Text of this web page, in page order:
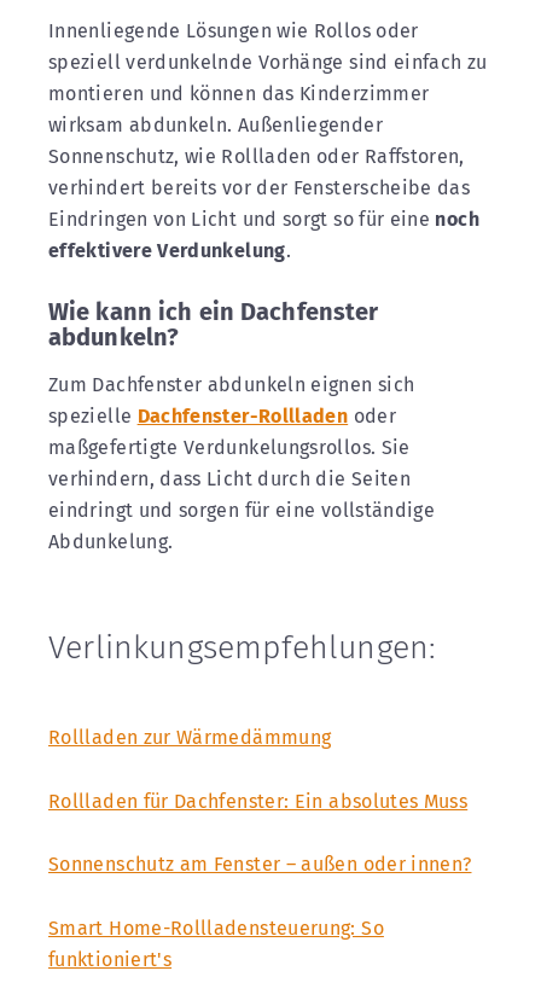
Innenliegende Lösungen wie Rollos oder
speziell verdunkelnde Vorhänge sind einfach zu
montieren und können das Kinderzimmer
wirksam abdunkeln. Außenliegender
Sonnenschutz, wie Rollladen oder Raffstoren,
verhindert bereits vor der Fensterscheibe das
Eindringen von Licht und sorgt so für eine noch
effektivere Verdunkelung.
Wie kann ich ein Dachfenster
abdunkeln?
Zum Dachfenster abdunkeln eignen sich
spezielle Dachfenster-Rollladen oder
maßgefertigte Verdunkelungsrollos. Sie
verhindern, dass Licht durch die Seiten
eindringt und sorgen für eine vollständige
Abdunkelung.
Verlinkungsempfehlungen:
Rollladen zur Wärmedämmung
Rollladen für Dachfenster: Ein absolutes Muss
Sonnenschutz am Fenster – außen oder innen?
Smart Home-Rollladensteuerung: So
funktioniert's